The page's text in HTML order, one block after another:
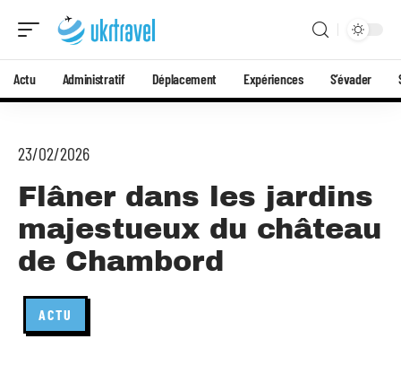
Actu Administratif Déplacement Expériences S’évader
23/02/2026
Flâner dans les jardins
majestueux du château
de Chambord
ACTU